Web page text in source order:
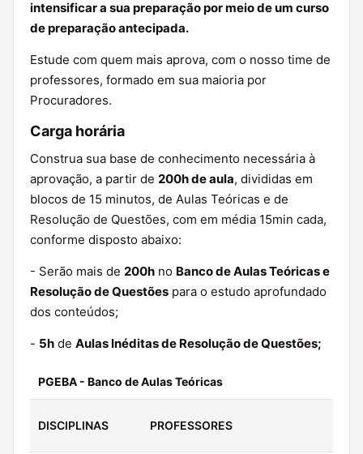
intensificar a sua preparação por meio de um curso
de preparação antecipada.
Estude com quem mais aprova, com o nosso time de
professores, formado em sua maioria por
Procuradores.
Carga horária
Construa sua base de conhecimento necessária à
aprovação, a partir de 200h de aula, divididas em
blocos de 15 minutos, de Aulas Teóricas e de
Resolução de Questões, com em média 15min cada,
conforme disposto abaixo:
- Serão mais de 200h no Banco de Aulas Teóricas e
Resolução de Questões para o estudo aprofundado
dos conteúdos;
- 5h de Aulas Inéditas de Resolução de Questões;
PGEBA - Banco de Aulas Teóricas
DISCIPLINAS PROFESSORES